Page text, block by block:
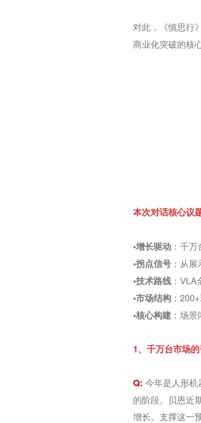
对此，《慎思行
商业化突破的核
本次对话核心议
•增长驱动 ：千
•拐点信号 ：从
•技术路线 ：
•市场结构 ：
•核心构建 ：场
1、 千万台市场
Q: 今年是人形
的阶段。贝恩近
增长。支撑这一